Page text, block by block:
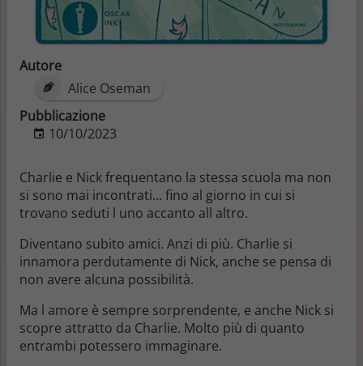
Autore
Alice Oseman
Pubblicazione
10/10/2023
Charlie e Nick frequentano la stessa scuola ma non
si sono mai incontrati... fino al giorno in cui si
trovano seduti l uno accanto all altro.
Diventano subito amici. Anzi di più. Charlie si
innamora perdutamente di Nick, anche se pensa di
non avere alcuna possibilità.
Ma l amore è sempre sorprendente, e anche Nick si
scopre attratto da Charlie. Molto più di quanto
entrambi potessero immaginare.